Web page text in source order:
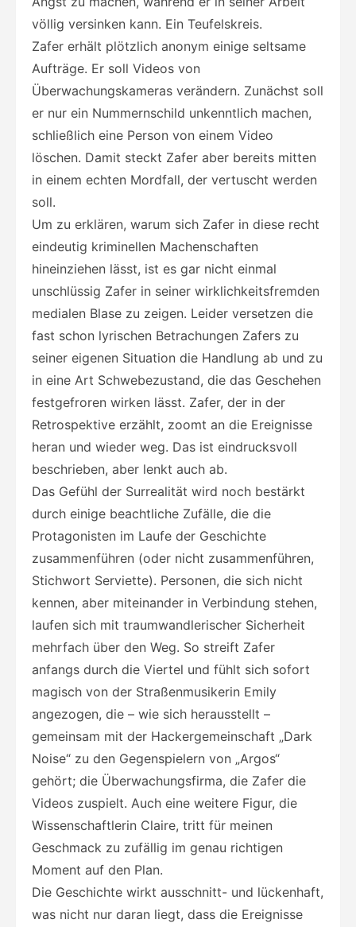
völlig versinken kann. Ein Teufelskreis.
Zafer erhält plötzlich anonym einige seltsame
Aufträge. Er soll Videos von
Überwachungskameras verändern. Zunächst soll
er nur ein Nummernschild unkenntlich machen,
schließlich eine Person von einem Video
löschen. Damit steckt Zafer aber bereits mitten
in einem echten Mordfall, der vertuscht werden
soll.
Um zu erklären, warum sich Zafer in diese recht
eindeutig kriminellen Machenschaften
hineinziehen lässt, ist es gar nicht einmal
unschlüssig Zafer in seiner wirklichkeitsfremden
medialen Blase zu zeigen. Leider versetzen die
fast schon lyrischen Betrachungen Zafers zu
seiner eigenen Situation die Handlung ab und zu
in eine Art Schwebezustand, die das Geschehen
festgefroren wirken lässt. Zafer, der in der
Retrospektive erzählt, zoomt an die Ereignisse
heran und wieder weg. Das ist eindrucksvoll
beschrieben, aber lenkt auch ab.
Das Gefühl der Surrealität wird noch bestärkt
durch einige beachtliche Zufälle, die die
Protagonisten im Laufe der Geschichte
zusammenführen (oder nicht zusammenführen,
Stichwort Serviette). Personen, die sich nicht
kennen, aber miteinander in Verbindung stehen,
laufen sich mit traumwandlerischer Sicherheit
mehrfach über den Weg. So streift Zafer
anfangs durch die Viertel und fühlt sich sofort
magisch von der Straßenmusikerin Emily
angezogen, die – wie sich herausstellt –
gemeinsam mit der Hackergemeinschaft „Dark
Noise“ zu den Gegenspielern von „Argos“
gehört; die Überwachungsfirma, die Zafer die
Videos zuspielt. Auch eine weitere Figur, die
Wissenschaftlerin Claire, tritt für meinen
Geschmack zu zufällig im genau richtigen
Moment auf den Plan.
Die Geschichte wirkt ausschnitt- und lückenhaft,
was nicht nur daran liegt, dass die Ereignisse